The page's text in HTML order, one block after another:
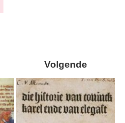
Volgende